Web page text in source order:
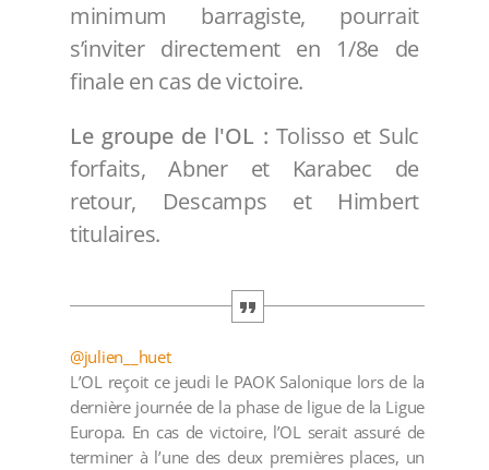
minimum barragiste, pourrait
s’inviter directement en 1/8e de
finale en cas de victoire.
Le groupe de l'OL : Tolisso et Sulc
forfaits, Abner et Karabec de
retour, Descamps et Himbert
titulaires.
@julien__huet
L’OL reçoit ce jeudi le PAOK Salonique lors de la
dernière journée de la phase de ligue de la Ligue
Europa. En cas de victoire, l’OL serait assuré de
terminer à l’une des deux premières places, un